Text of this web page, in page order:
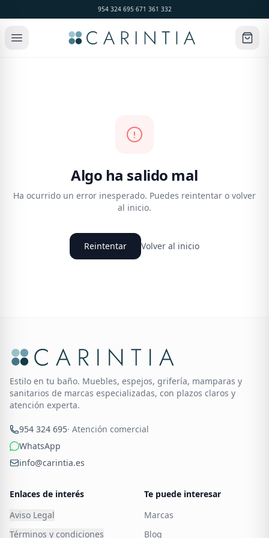
954 324 695·671 361 332
Algo ha salido mal
Ha ocurrido un error inesperado. Puedes reintentar o volver
al inicio.
Reintentar Volver al inicio
Estilo en tu baño. Muebles, espejos, grifería, mamparas y
sanitarios de marcas especializadas, con plazos claros y
atención experta.
954 324 695· Atención comercial
WhatsApp
info@carintia.es
Enlaces de interés
Aviso Legal
Términos y condiciones
Te puede interesar
Marcas
Blog